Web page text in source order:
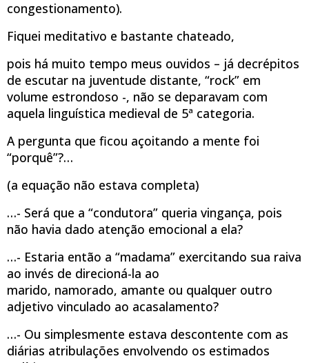
congestionamento).
Fiquei meditativo e bastante chateado,
pois há muito tempo meus ouvidos – já decrépitos
de escutar na juventude distante, “rock” em
volume estrondoso -, não se deparavam com
aquela linguística medieval de 5ª categoria.
A pergunta que ficou açoitando a mente foi
“porquê”?…
(a equação não estava completa)
…- Será que a “condutora” queria vingança, pois
não havia dado atenção emocional a ela?
…- Estaria então a “madama” exercitando sua raiva
ao invés de direcioná-la ao
marido, namorado, amante ou qualquer outro
adjetivo vinculado ao acasalamento?
…- Ou simplesmente estava descontente com as
diárias atribulações envolvendo os estimados